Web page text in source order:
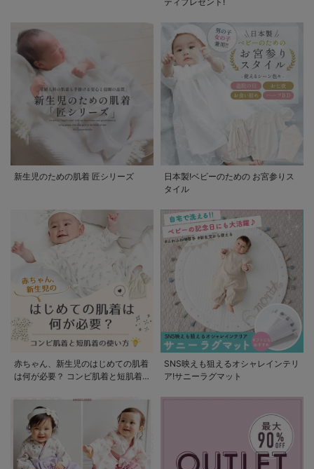
新生児のための肌着 匠シリーズ
日本製!ベビーのための お宮参りス
タイル
赤ちゃん、新生児のはじめての肌着
は何が必要？ コンビ肌着と短肌着
SNS映えも狙えるオシャレインテリ
ア!サニーラグマット